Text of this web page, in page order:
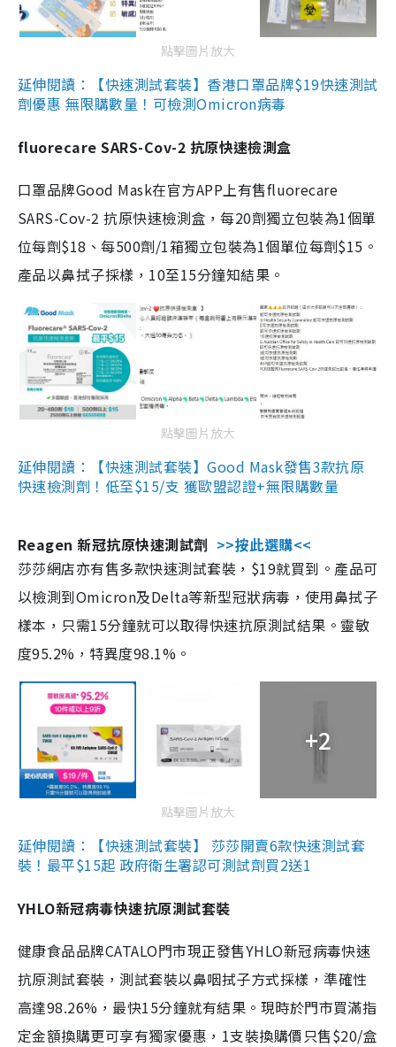
點擊圖片放大
延伸閱讀：【快速測試套裝】香港口罩品牌$19快速測試
劑優惠 無限購數量！可檢測Omicron病毒
fluorecare SARS-Cov-2 抗原快速檢測盒
口罩品牌Good Mask在官方APP上有售fluorecare
SARS-Cov-2 抗原快速檢測盒，每20劑獨立包裝為1個單
位每劑$18、每500劑/1箱獨立包裝為1個單位每劑$15。
產品以鼻拭子採樣，10至15分鐘知結果。
點擊圖片放大
延伸閱讀：【快速測試套裝】Good Mask發售3款抗原
快速檢測劑！低至$15/支 獲歐盟認證+無限購數量
Reagen 新冠抗原快速測試劑 >>按此選購<<
莎莎網店亦有售多款快速測試套裝，$19就買到。產品可
以檢測到Omicron及Delta等新型冠狀病毒，使用鼻拭子
樣本，只需15分鐘就可以取得快速抗原測試結果。靈敏
度95.2%，特異度98.1%。
+2
點擊圖片放大
延伸閱讀：【快速測試套裝】 莎莎開賣6款快速測試套
裝！最平$15起 政府衛生署認可測試劑買2送1
YHLO新冠病毒快速抗原測試套裝
健康食品品牌CATALO門市現正發售YHLO新冠病毒快速
抗原測試套裝，測試套裝以鼻咽拭子方式採樣，準確性
高達98.26%，最快15分鐘就有結果。現時於門市買滿指
定金額換購更可享有獨家優惠，1支裝換購價只售$20/盒